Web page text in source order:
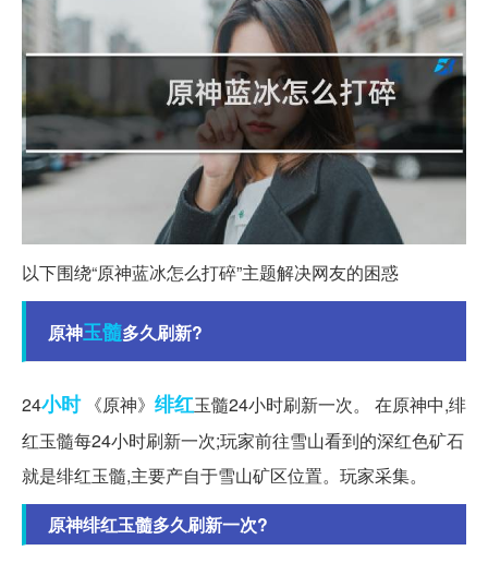
以下围绕“原神蓝冰怎么打碎”主题解决网友的困惑
原神玉髓多久刷新?
24小时《原神》 绯红玉髓24小时刷新一次。 在原神中,绯
红玉髓每24小时刷新一次;玩家前往雪山看到的深红色矿石
就是绯红玉髓,主要产自于雪山矿区位置。玩家采集。
原神绯红玉髓多久刷新一次?